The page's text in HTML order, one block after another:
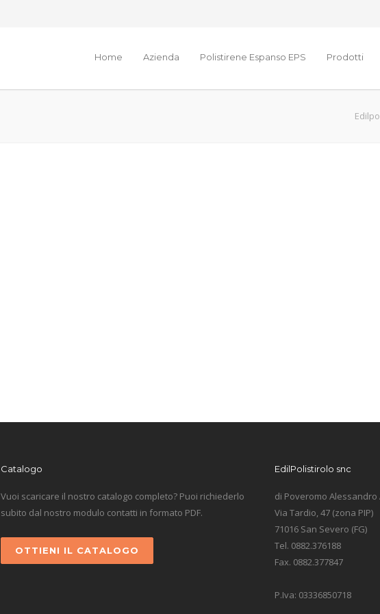
Home Azienda Polistirene Espanso EPS Prodotti
Catalogo
Vuoi scaricare il nostro catalogo completo? Puoi richiederlo
subito dal nostro modulo contatti in formato PDF.
OTTIENI IL CATALOGO
EdilPolistirolo snc
di Poveromo Alessandro
Via Tardio, 47 (zona PIP)
71016 San Severo (FG)
Tel. 0882.376188
Fax. 0882.377847
P.Iva: 03336850718